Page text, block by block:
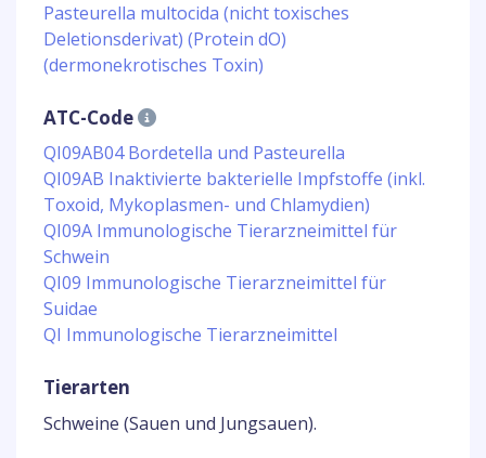
Pasteurella multocida (nicht toxisches
Deletionsderivat) (Protein dO)
(dermonekrotisches Toxin)
ATC-Code
QI09AB04 Bordetella und Pasteurella
QI09AB Inaktivierte bakterielle Impfstoffe (inkl.
Toxoid, Mykoplasmen- und Chlamydien)
QI09A Immunologische Tierarzneimittel für
Schwein
QI09 Immunologische Tierarzneimittel für
Suidae
QI Immunologische Tierarzneimittel
Tierarten
Schweine (Sauen und Jungsauen).